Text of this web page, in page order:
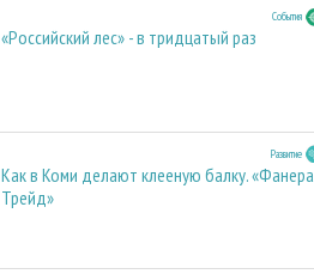
События
«Российский лес» - в тридцатый раз
Развитие
Как в Коми делают клееную балку. «Фанера
Трейд»